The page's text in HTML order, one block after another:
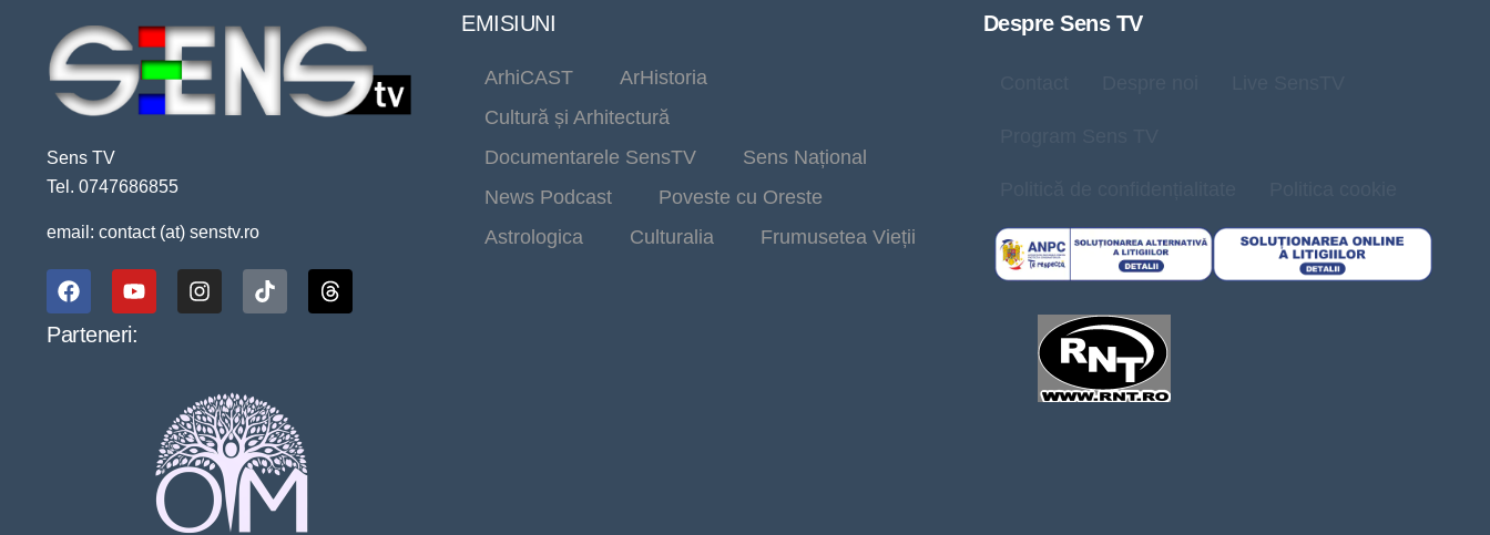
Sens TV
Tel. 0747686855
email: contact (at) senstv.ro
Parteneri:
EMISIUNI
ArhiCAST
ArHistoria
Cultură și Arhitectură
Documentarele SensTV
Sens Național
News Podcast
Poveste cu Oreste
Astrologica
Culturalia Frumusetea Vieții
Despre Sens TV